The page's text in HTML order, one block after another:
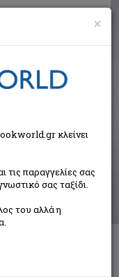
(4 βιβλία)
×
κλείνει
τις παραγγελίες σας
σας ταξίδι.
του αλλά η